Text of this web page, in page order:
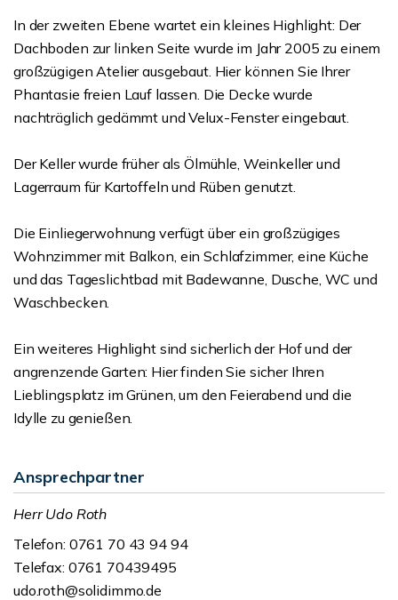
In der zweiten Ebene wartet ein kleines Highlight: Der
Dachboden zur linken Seite wurde im Jahr 2005 zu einem
großzügigen Atelier ausgebaut. Hier können Sie Ihrer
Phantasie freien Lauf lassen. Die Decke wurde
nachträglich gedämmt und Velux-Fenster eingebaut.
Der Keller wurde früher als Ölmühle, Weinkeller und
Lagerraum für Kartoffeln und Rüben genutzt.
Die Einliegerwohnung verfügt über ein großzügiges
Wohnzimmer mit Balkon, ein Schlafzimmer, eine Küche
und das Tageslichtbad mit Badewanne, Dusche, WC und
Waschbecken.
Ein weiteres Highlight sind sicherlich der Hof und der
angrenzende Garten: Hier finden Sie sicher Ihren
Lieblingsplatz im Grünen, um den Feierabend und die
Idylle zu genießen.
Ansprechpartner
Herr Udo Roth
Telefon: 0761 70 43 94 94
Telefax: 0761 70439495
udo.roth@solidimmo.de